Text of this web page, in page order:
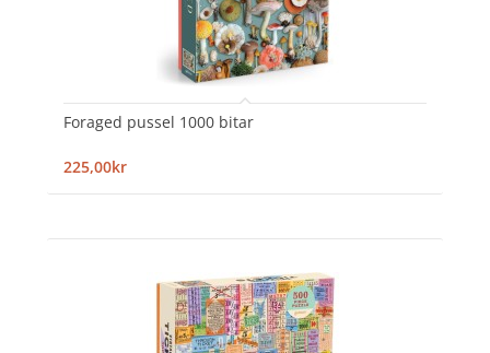
Foraged pussel 1000 bitar
225,00kr